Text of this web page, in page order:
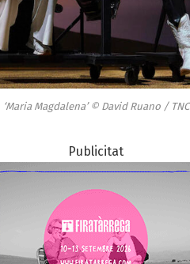
‘Maria Magdalena’ © David Ruano / TNC
Publicitat